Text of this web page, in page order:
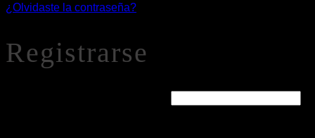
¿Olvidaste la contraseña?
Registrarse